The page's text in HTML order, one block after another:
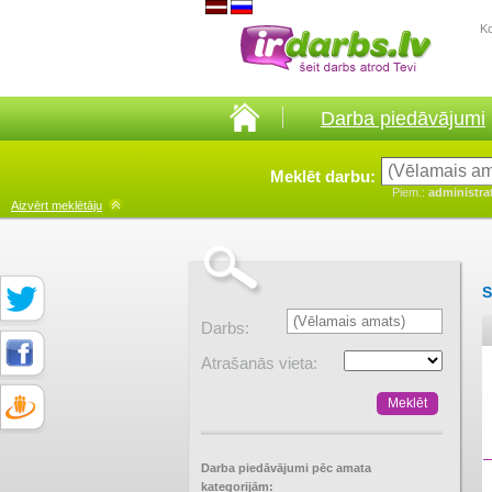
Darba piedāvājumi
Meklēt darbu:
Piem.:
Aizvērt meklētāju
Darbs:
Atrašanās vieta:
Darba piedāvājumi pēc amata
kategorijām: